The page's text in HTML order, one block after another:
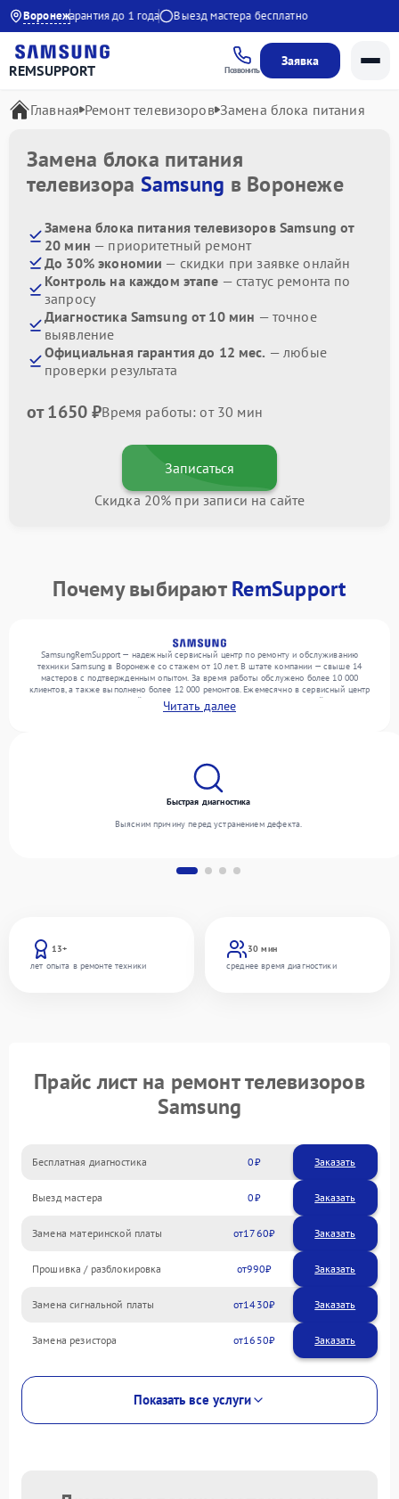
Воронеж
20:00 Гарантия до 1 года Выезд мастера бесплатно
REMSUPPORT Позвонить
Заявка
Главная Ремонт телевизоров Замена блока питания
Замена блока питания
телевизора Samsung в Воронеже
Замена блока питания телевизоров Samsung от
20 мин — приоритетный ремонт
До 30% экономии — скидки при заявке онлайн
Контроль на каждом этапе — статус ремонта по
запросу
Диагностика Samsung от 10 мин — точное
выявление
Официальная гарантия до 12 мес. — любые
проверки результата
от 1650 ₽Время работы: от 30 мин
Записаться
Скидка 20% при записи на сайте
Почему выбираютRemSupport
SamsungRemSupport — надежный сервисный центр по ремонту и обслуживанию
техники Samsung в Воронеже со стажем от 10 лет. В штате компании — свыше 14
мастеров с подтвержденным опытом. За время работы обслужено более 10 000
клиентов, а также выполнено более 12 000 ремонтов. Ежемесячно в сервисный центр
поступает более 300 устройств, включая , , . Мы беремся за задачи любой сложности
и предлагаем стабильный уровень сервиса благодаря опыту команды.
Читать далее
13+
лет опыта в ремонте техники
30 мин
среднее время диагностики
Быстрая диагностика
Выясним причину перед устранением дефекта.
Прайс лист на ремонт телевизоров
Samsung
Бесплатная диагностика 0 Заказать
Выезд мастера 0 Заказать
Замена материнской платы 1760
Прошивка / разблокировка 990
Замена сигнальной платы 1430
Замена резистора 1650
Показать все услуги